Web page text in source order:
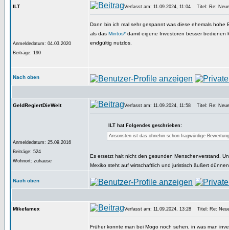
ILT
Anmeldedatum: 04.03.2020
Beiträge: 190
Verfasst am: 11.09.2024, 11:04 Titel: Re:
Dann bin ich mal sehr gespannt was diese ehemals
als das Mintos* damit eigene Investoren besser bedienen
endgültig nutzlos.
Nach oben
GeldRegiertDieWelt
Anmeldedatum: 25.09.2016
Beiträge: 524
Wohnort: zuhause
Verfasst am: 11.09.2024, 11:58 Titel: Re:
ILT hat Folgendes geschrieben:
Ansonsten ist das ohnehin schon fragwürdige
Es ersetzt halt nicht den gesunden Menschenverstand.
Mexiko steht auf wirtschaftlich und juristisch äußert
Nach oben
Mikefamex Verfasst am: 11.09.2024, 13:28 Titel: Re:
Früher konnte man bei Mogo noch sehen, in was man